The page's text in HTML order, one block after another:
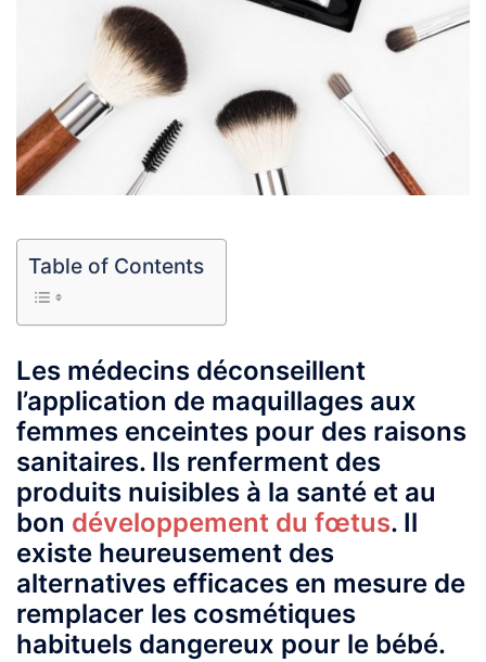
Table of Contents
Les médecins déconseillent
l’application de maquillages aux
femmes enceintes pour des raisons
sanitaires. Ils renferment des
produits nuisibles à la santé et au
bon développement du fœtus. Il
existe heureusement des
alternatives efficaces en mesure de
remplacer les cosmétiques
habituels dangereux pour le bébé.